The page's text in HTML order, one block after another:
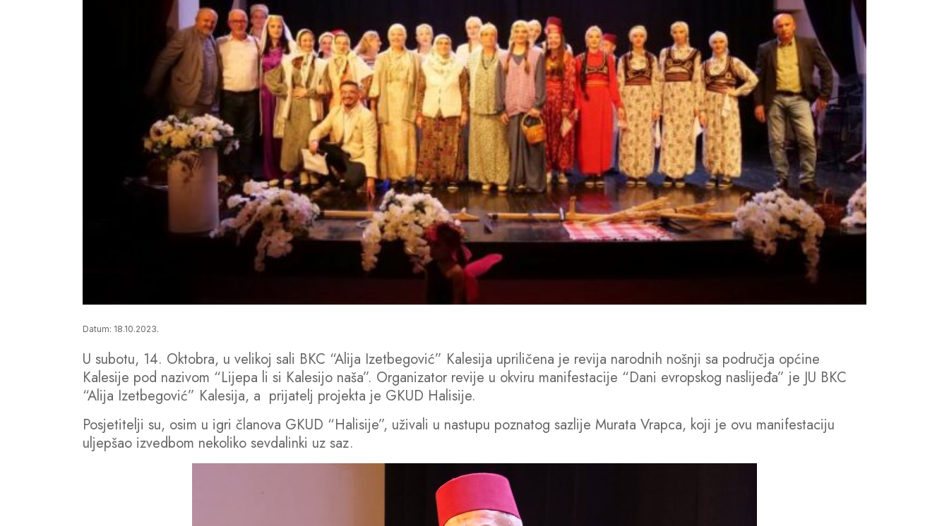
Datum: 18.10.2023.
U subotu, 14. Oktobra, u velikoj sali BKC “Alija Izetbegović” Kalesija upriličena je revija narodnih nošnji sa područja općine
Kalesije pod nazivom “Lijepa li si Kalesijo naša”. Organizator revije u okviru manifestacije “Dani evropskog naslijeđa” je JU BKC
“Alija Izetbegović” Kalesija, a prijatelj projekta je GKUD Halisije.
Posjetitelji su, osim u igri članova GKUD “Halisije”, uživali u nastupu poznatog sazlije Murata Vrapca, koji je ovu manifestaciju
uljepšao izvedbom nekoliko sevdalinki uz saz.